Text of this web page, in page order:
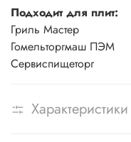
Подходит для плит:
Гриль Мастер
Гомельторгмаш ПЭМ
Сервиспищеторг
Характеристики